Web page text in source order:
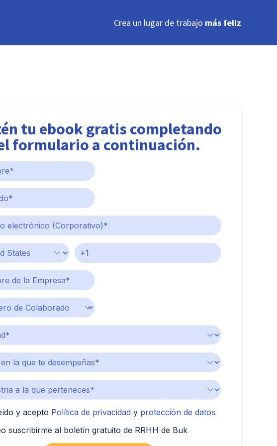
Crea un lugar de trabajo más feliz
tu ebook gratis completando
formulario a continuación.
y acepto Política de privacidad y protección de datos
suscribirme al boletín gratuito de RRHH de Buk